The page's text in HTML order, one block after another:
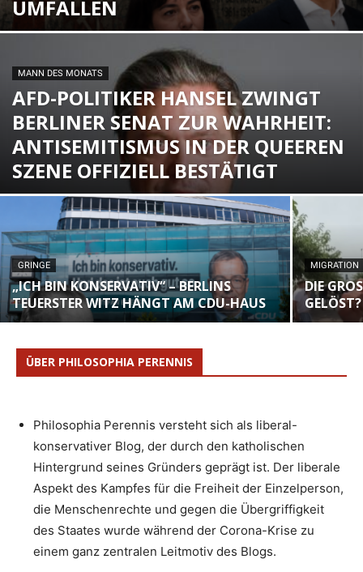
UMFALLEN
MANN DES MONATS
AFD-POLITIKER HANSEL ZWINGT
BERLINER SENAT ZUR WAHRHEIT:
ANTISEMITISMUS IN DER QUEEREN
SZENE OFFIZIELL BESTÄTIGT
GRINGE
„ICH BIN KONSERVATIV“ – BERLINS
TEUERSTER WITZ HÄNGT AM CDU-HAUS
MIGRATION
DIE
ELÖST?
ÜBER PHILOSOPHIA PERENNIS
Philosophia Perennis versteht sich als liberal-
konservativer Blog, der durch den katholischen
Hintergrund seines Gründers geprägt ist. Der liberale
Aspekt des Kampfes für die Freiheit der Einzelperson,
die Menschenrechte und gegen die Übergriffigkeit
des Staates wurde während der Corona-Krise zu
einem ganz zentralen Leitmotiv des Blogs.